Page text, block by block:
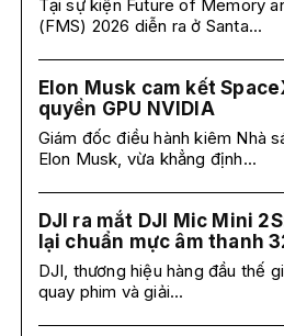
Tại sự kiện Future of Memory
(FMS) 2026 diễn ra ở Santa...
Elon Musk cam kết
quyền GPU NVIDIA
Giám đốc điều hành kiêm Nhà
Elon Musk, vừa khẳng định...
DJI ra mắt DJI Mic Mini
lại chuẩn mực âm thanh
DJI, thương hiệu hàng đầu thế
quay phim và giải...